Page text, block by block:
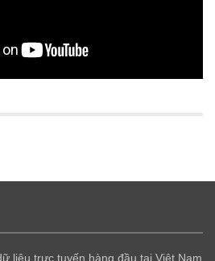
liệu trực tuyến hàng đầu tại Việt Nam